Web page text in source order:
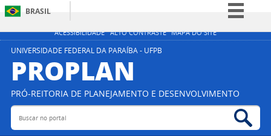
ACESSIBILIDADE ALTO CONTRASTE MAPA DO SITE
BRASIL
Simplifique!
Acesso à informação
Legislação
UNIVERSIDADE FEDERAL DA PARAÍBA - UFPB
PROPLAN
PRÓ-REITORIA DE PLANEJAMENTO E DESENVOLVIMENTO
Buscar no portal